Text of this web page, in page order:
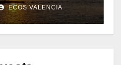
12 de agosto
ECOS VALENCIA